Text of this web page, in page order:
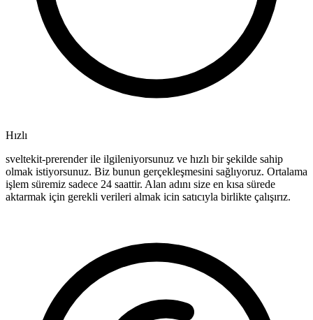
Hızlı
sveltekit-prerender ile ilgileniyorsunuz ve hızlı bir şekilde sahip
olmak istiyorsunuz. Biz bunun gerçekleşmesini sağlıyoruz. Ortalama
işlem süremiz sadece 24 saattir. Alan adını size en kısa sürede
aktarmak için gerekli verileri almak icin satıcıyla birlikte çalışırız.